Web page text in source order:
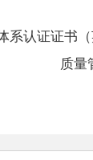
系认证证书（
质量